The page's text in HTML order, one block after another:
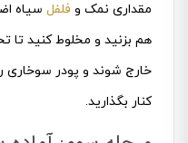
مقداری نمک و فلفل سیاه
هم بزنید و مخلوط کنید تا
خارج شوند و پودر سوخاری
کنار بگذارید.